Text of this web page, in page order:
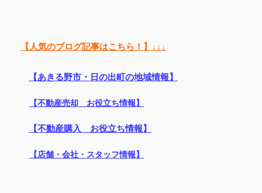
【人気のブログ記事はこちら！】↓↓↓
【あきる野市・日の出町の地域情報】
【不動産売却 お役立ち情報】
【不動産購入 お役立ち情報】
【店舗・会社・スタッフ情報】